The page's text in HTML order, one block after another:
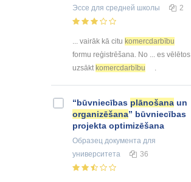
Эссе для средней школы 2
... vairāk kā citu komercdarbību
formu reģistrēšana. No ... es vēlētos
uzsākt komercdarbību .
“būvniecības plānošana un
organizēšana” būvniecības
projekta optimizēšana
Образец документа для
университета
36